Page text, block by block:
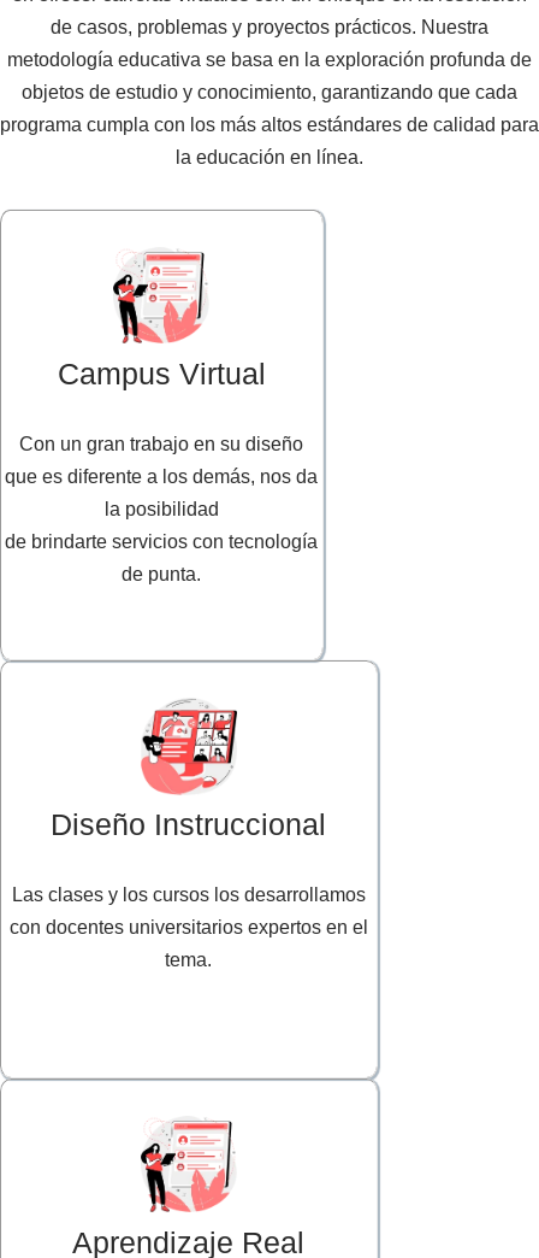
de casos, problemas y proyectos prácticos. Nuestra
metodología educativa se basa en la exploración profunda de
objetos de estudio y conocimiento, garantizando que cada
programa cumpla con los más altos estándares de calidad para
la educación en línea.
Campus Virtual
Con un gran trabajo en su diseño
que es diferente a los demás, nos da
la posibilidad
de brindarte servicios con tecnología
de punta.
Diseño Instruccional
Las clases y los cursos los desarrollamos
con docentes universitarios expertos en el
tema.
Aprendizaje Real